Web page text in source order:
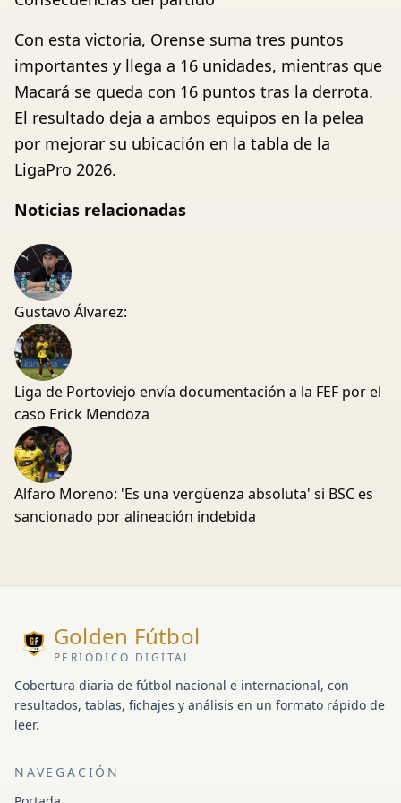
Con esta victoria, Orense suma tres puntos
importantes y llega a 16 unidades, mientras que
Macará se queda con 16 puntos tras la derrota.
El resultado deja a ambos equipos en la pelea
por mejorar su ubicación en la tabla de la
LigaPro 2026.
Noticias relacionadas
Gustavo Álvarez:
Liga de Portoviejo envía documentación a la FEF por el
caso Erick Mendoza
Alfaro Moreno: 'Es una vergüenza absoluta' si BSC es
sancionado por alineación indebida
Golden Fútbol
PERIÓDICO DIGITAL
Cobertura diaria de fútbol nacional e internacional, con
resultados, tablas, fichajes y análisis en un formato rápido de
leer.
NAVEGACIÓN